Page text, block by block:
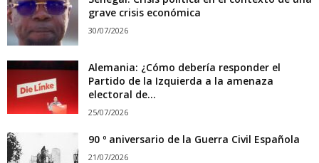
grave crisis económica
30/07/2026
Alemania: ¿Cómo debería responder el
Partido de la Izquierda a la amenaza
electoral de...
25/07/2026
90 º aniversario de la Guerra Civil Española
21/07/2026